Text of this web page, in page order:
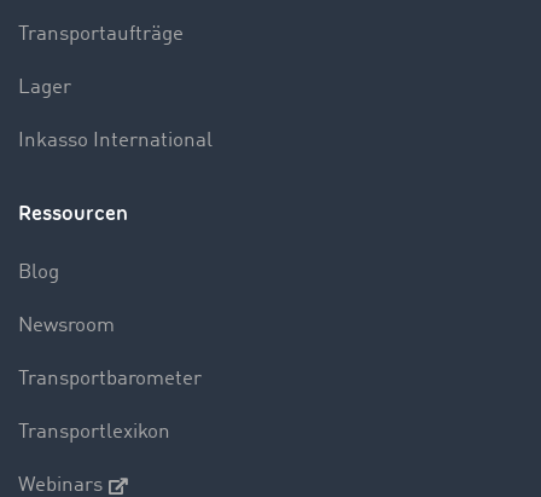
Transportaufträge
Lager
Inkasso International
Ressourcen
Blog
Newsroom
Transportbarometer
Transportlexikon
Webinars